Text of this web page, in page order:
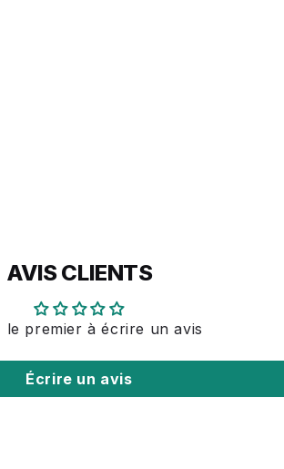
AVIS CLIENTS
le premier à écrire un avis
Écrire un avis